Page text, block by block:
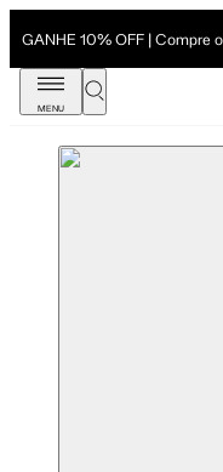
GANHE 10% OFF | Compre
MENU